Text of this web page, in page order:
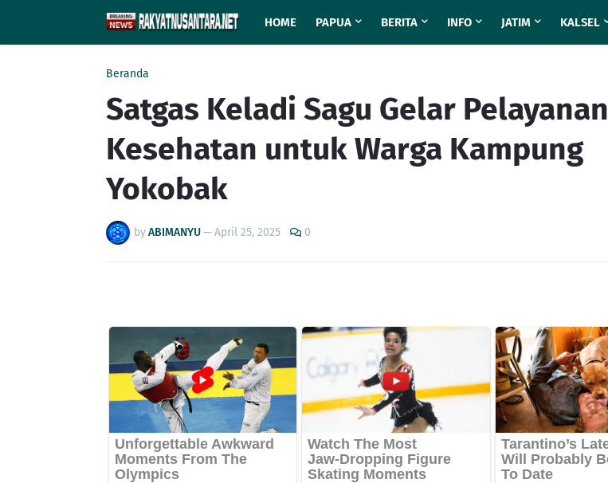
HOME PAPUA BERITA INFO JATIM KALSEL
Beranda
Satgas Keladi Sagu Gelar Pelayanan
Kesehatan untuk Warga Kampung
Yokobak
byABIMANYU—April 25, 2025 0